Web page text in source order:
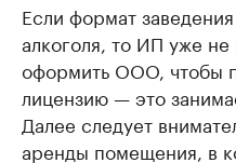
Если формат
алкоголя, то ИП уже
оформить ООО, чтобы
лицензию — это
Далее следует
аренды помещения, в